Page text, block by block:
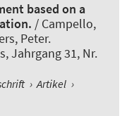
based on a
/ Campello,
Peter.
, Jahrgang 31, Nr.
› Artikel ›